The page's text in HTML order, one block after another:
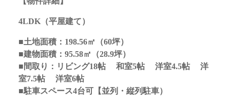
4LDK（平屋建て）
■土地面積：198.56㎡（60坪）
■建物面積：95.58㎡（28.9坪）
■間取り：リビング18帖 和室5帖 洋室4.5帖 洋
室7.5帖 洋室6帖
■駐車スペース4台可【並列・縦列駐車）